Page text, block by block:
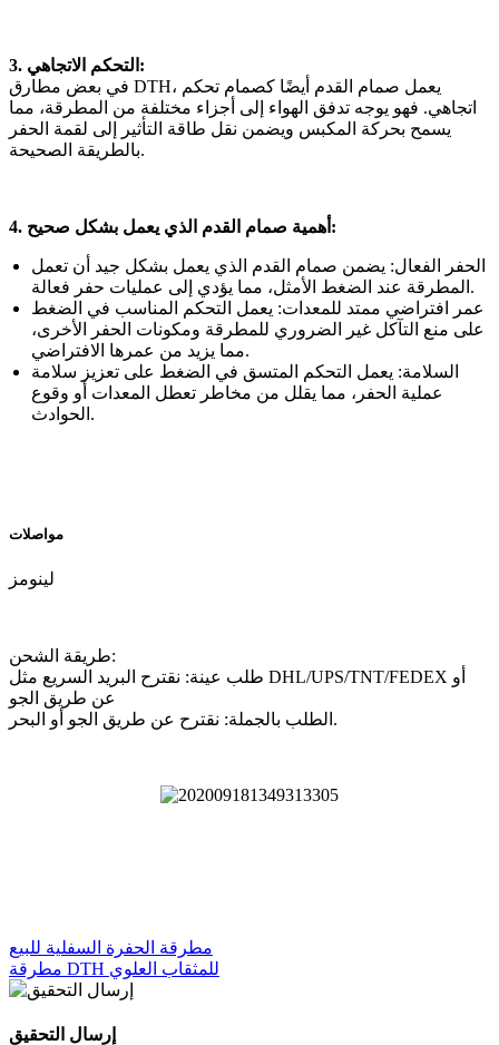
3. التحكم الاتجاهي:
في بعض مطارق DTH، يعمل صمام القدم أيضًا كصمام تحكم
اتجاهي. فهو يوجه تدفق الهواء إلى أجزاء مختلفة من المطرقة، مما
يسمح بحركة المكبس ويضمن نقل طاقة التأثير إلى لقمة الحفر
بالطريقة الصحيحة.
4. أهمية صمام القدم الذي يعمل بشكل صحيح:
الحفر الفعال: يضمن صمام القدم الذي يعمل بشكل جيد أن تعمل
المطرقة عند الضغط الأمثل، مما يؤدي إلى عمليات حفر فعالة.
عمر افتراضي ممتد للمعدات: يعمل التحكم المناسب في الضغط
على منع التآكل غير الضروري للمطرقة ومكونات الحفر الأخرى،
مما يزيد من عمرها الافتراضي.
السلامة: يعمل التحكم المتسق في الضغط على تعزيز سلامة
عملية الحفر، مما يقلل من مخاطر تعطل المعدات أو وقوع
الحوادث.
مواصلات
لينومز
طريقة الشحن:
طلب عينة: نقترح البريد السريع مثل DHL/UPS/TNT/FEDEX أو
عن طريق الجو
الطلب بالجملة: نقترح عن طريق الجو أو البحر.
مطرقة الحفرة السفلية للبيع
مطرقة DTH للمثقاب العلوي
إرسال التحقيق